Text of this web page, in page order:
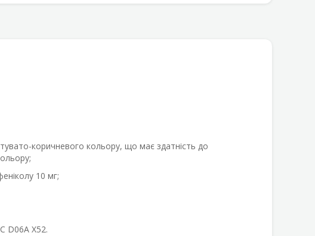
коричневого кольору, що має здатність до
10 мг;
D06A X52.